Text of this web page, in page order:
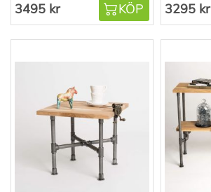
3495 kr KÖP 3295 kr